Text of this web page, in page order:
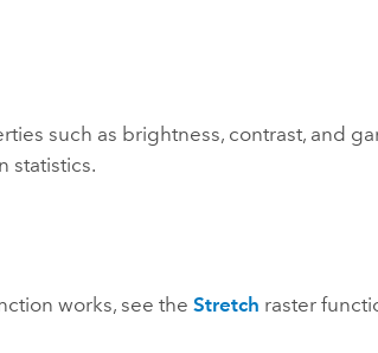
such as brightness, contrast, and
statistics.
works, see theStretch raster